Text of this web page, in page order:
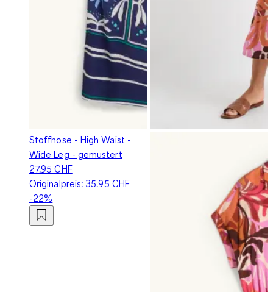
Stoffhose - High Waist -
Wide Leg - gemustert
27.95 CHF
Originalpreis:35.95 CHF
-22%